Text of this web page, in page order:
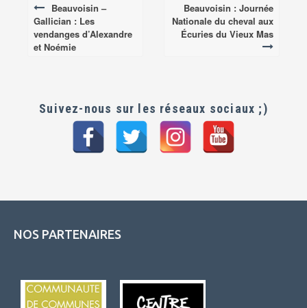
Post
navigation
Beauvoisin –
Gallician : Les
vendanges d’Alexandre
et Noémie
Beauvoisin : Journée
Nationale du cheval aux
Écuries du Vieux Mas
Suivez-nous sur les réseaux sociaux ;)
NOS PARTENAIRES